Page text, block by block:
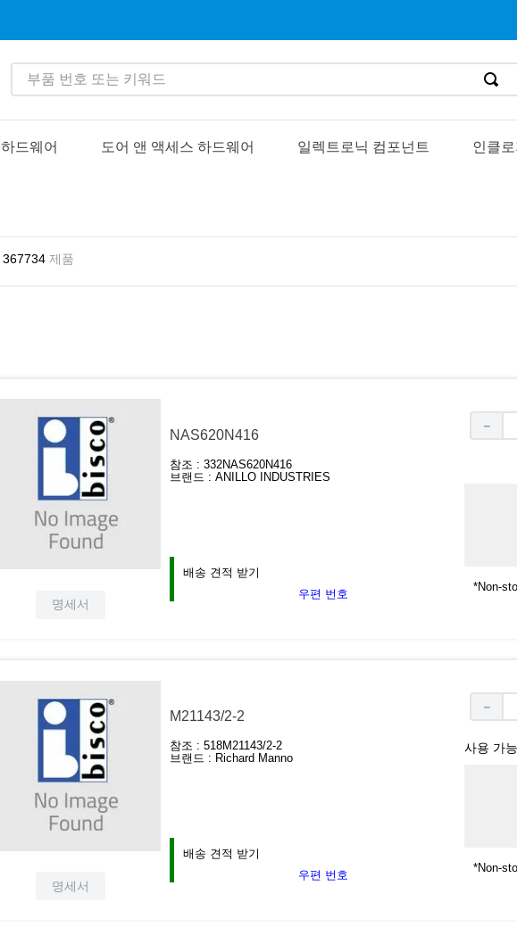
부품 번호 또는 키워드
하드웨어 도어 앤 액세스 하드웨어 일렉트로닉 컴포넌트 인클
367734 제품
명세서
NAS620N416
참조 :332NAS620N416
브랜드 :ANILLO INDUSTRIES
배송 견적 받기
우편 번호
－
*Non-
명세서
M21143/2-2
참조 :518M21143/2-2
브랜드 : Richard Manno
배송 견적 받기
우편 번호
－
사용 가
*Non-